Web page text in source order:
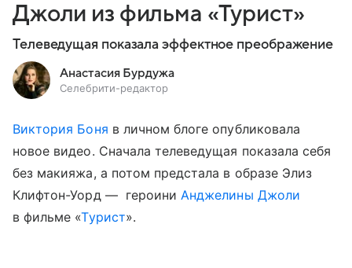
Джоли из фильма «Турист»
Телеведущая показала эффектное преображение
Анастасия Бурдужа
Селебрити-редактор
Виктория Боня в личном блоге опубликовала
новое видео. Сначала телеведущая показала себя
без макияжа, а потом предстала в образе Элиз
Клифтон-Уорд — героиниАнджелины Джоли
в фильме «Турист».